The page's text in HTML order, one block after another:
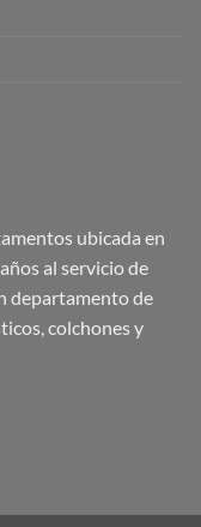
ubicada en
al servicio de
departamento de
colchones y